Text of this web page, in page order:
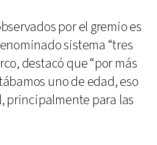
por el gremio es
sistema “tres
destacó que “por más
uno de edad, eso
principalmente para las